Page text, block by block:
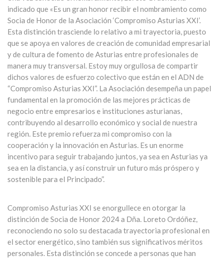
indicado que «Es un gran honor recibir el nombramiento como
Socia de Honor de la Asociación ‘Compromiso Asturias XXI’.
Esta distinción trasciende lo relativo a mi trayectoria, puesto
que se apoya en valores de creación de comunidad empresarial
y de cultura de fomento de Asturias entre profesionales de
manera muy transversal. Estoy muy orgullosa de compartir
dichos valores de esfuerzo colectivo que están en el ADN de
“Compromiso Asturias XXI”. La Asociación desempeña un papel
fundamental en la promoción de las mejores prácticas de
negocio entre empresarios e instituciones asturianas,
contribuyendo al desarrollo económico y social de nuestra
región. Este premio refuerza mi compromiso con la
cooperación y la innovación en Asturias. Es un enorme
incentivo para seguir trabajando juntos, ya sea en Asturias ya
sea en la distancia, y así construir un futuro más próspero y
sostenible para el Principado”.
Compromiso Asturias XXI se enorgullece en otorgar la
distinción de Socia de Honor 2024 a Dña. Loreto Ordóñez,
reconociendo no solo su destacada trayectoria profesional en
el sector energético, sino también sus significativos méritos
personales. Esta distinción se concede a personas que han